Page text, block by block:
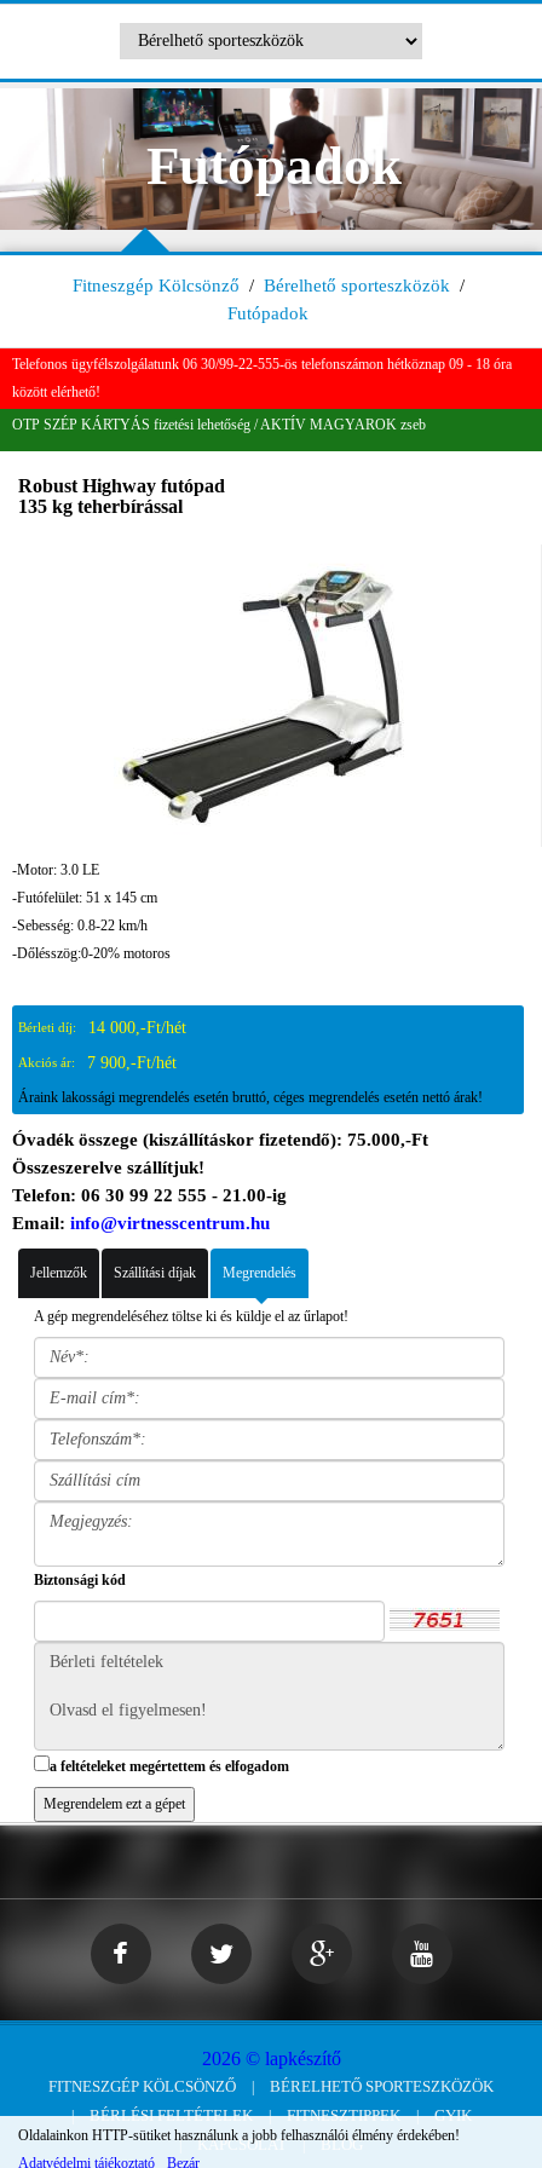
Futópadok
Fitneszgép Kölcsönző / Bérelhető sporteszközök /
Futópadok
Telefonos ügyfélszolgálatunk 06 30/99-22-555-ös telefonszámon hétköznap 09 - 18 óra
között elérhető!
OTP SZÉP KÁRTYÁS fizetési lehetőség / AKTÍV MAGYAROK zseb
Robust Highway futópad
135 kg teherbírással
-Motor: 3.0 LE
-Futófelület: 51 x 145 cm
-Sebesség: 0.8-22 km/h
-Dőlésszög:0-20% motoros
Bérleti díj: 14 000,-Ft/hét
Akciós ár: 7 900,-Ft/hét
Áraink lakossági megrendelés esetén bruttó, céges megrendelés esetén nettó árak!
Óvadék összege (kiszállításkor fizetendő): 75.000,-Ft
Összeszerelve szállítjuk!
Telefon: 06 30 99 22 555 - 21.00-ig
Email: info@virtnesscentrum.hu
Jellemzők Szállítási díjak Megrendelés
A gép megrendeléséhez töltse ki és küldje el az űrlapot!
Biztonsági kód
a feltételeket megértettem és elfogadom
2026 © lapkészítő
FITNESZGÉP KÖLCSÖNZŐ
BÉRELHETŐ SPORTESZKÖZÖK
BÉRLÉSI FELTÉTELEK
FITNESZTIPPEK
GYIK
KAPCSOLAT
BLOG
Oldalainkon HTTP-sütiket használunk a jobb felhasználói élmény érdekében!
Adatvédelmi tájékoztató
Bezár